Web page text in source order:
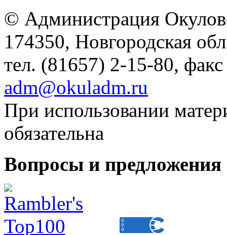
© Администрация
174350, Новгородская
тел. (81657) 2-15-80,
adm@okuladm.ru
При использовании
обязательна
Вопросы и